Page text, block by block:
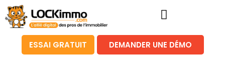
ESSAI GRATUIT DEMANDER UNE DÉMO